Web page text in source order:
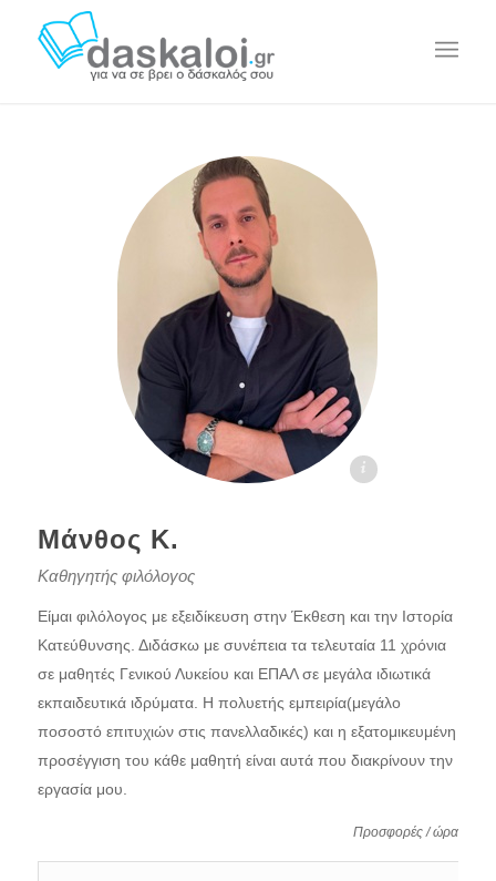
Μάνθος Κ. daskaloi.gr
Μάνθος Κ.
Καθηγητής φιλόλογος
Είμαι φιλόλογος με εξειδίκευση στην Έκθεση και την Ιστορία
Κατεύθυνσης. Διδάσκω με συνέπεια τα τελευταία 11 χρόνια
σε μαθητές Γενικού Λυκείου και ΕΠΑΛ σε μεγάλα ιδιωτικά
εκπαιδευτικά ιδρύματα. Η πολυετής εμπειρία(μεγάλο
ποσοστό επιτυχιών στις πανελλαδικές) και η εξατομικευμένη
προσέγγιση του κάθε μαθητή είναι αυτά που διακρίνουν την
εργασία μου.
Προσφορές / ώρα